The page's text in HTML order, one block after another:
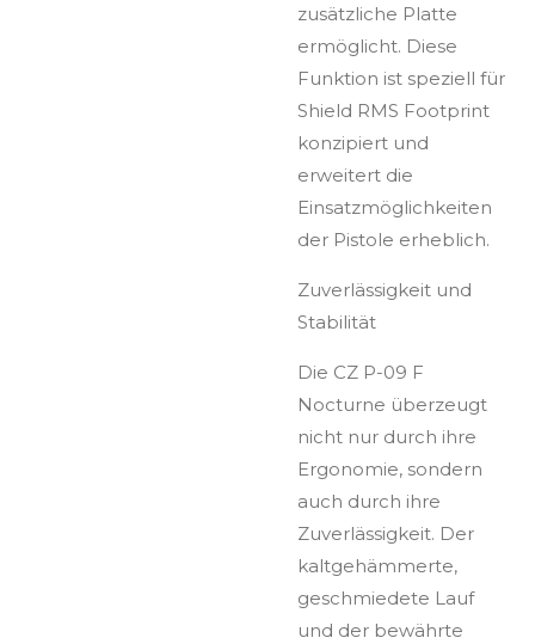
zusätzliche Platte
ermöglicht. Diese
Funktion ist speziell für
Shield RMS Footprint
konzipiert und
erweitert die
Einsatzmöglichkeiten
der Pistole erheblich.
Zuverlässigkeit und
Stabilität
Die CZ P-09 F
Nocturne überzeugt
nicht nur durch ihre
Ergonomie, sondern
auch durch ihre
Zuverlässigkeit. Der
kaltgehämmerte,
geschmiedete Lauf
und der bewährte